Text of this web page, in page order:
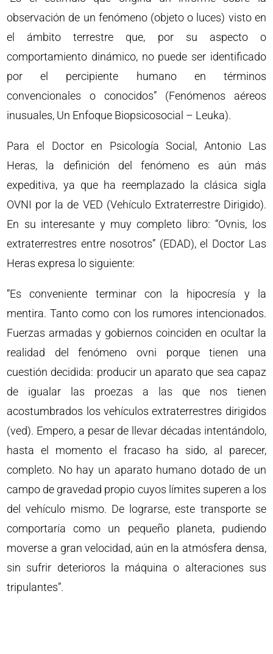
observación de un fenómeno (objeto o luces) visto en
el ámbito terrestre que, por su aspecto o
comportamiento dinámico, no puede ser identificado
por el percipiente humano en términos
convencionales o conocidos” (Fenómenos aéreos
inusuales, Un Enfoque Biopsicosocial – Leuka).
Para el Doctor en Psicología Social, Antonio Las
Heras, la definición del fenómeno es aún más
expeditiva, ya que ha reemplazado la clásica sigla
OVNI por la de VED (Vehículo Extraterrestre Dirigido).
En su interesante y muy completo libro: “Ovnis, los
extraterrestres entre nosotros” (EDAD), el Doctor Las
Heras expresa lo siguiente:
“Es conveniente terminar con la hipocresía y la
mentira. Tanto como con los rumores intencionados.
Fuerzas armadas y gobiernos coinciden en ocultar la
realidad del fenómeno ovni porque tienen una
cuestión decidida: producir un aparato que sea capaz
de igualar las proezas a las que nos tienen
acostumbrados los vehículos extraterrestres dirigidos
(ved). Empero, a pesar de llevar décadas intentándolo,
hasta el momento el fracaso ha sido, al parecer,
completo. No hay un aparato humano dotado de un
campo de gravedad propio cuyos límites superen a los
del vehículo mismo. De lograrse, este transporte se
comportaría como un pequeño planeta, pudiendo
moverse a gran velocidad, aún en la atmósfera densa,
sin sufrir deterioros la máquina o alteraciones sus
tripulantes”.